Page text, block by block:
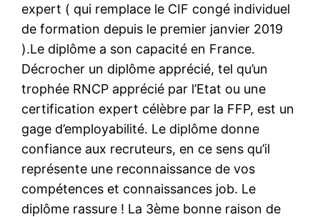
expert ( qui remplace le CIF congé individuel
de formation depuis le premier janvier 2019
).Le diplôme a son capacité en France.
Décrocher un diplôme apprécié, tel qu’un
trophée RNCP apprécié par l’Etat ou une
certification expert célèbre par la FFP, est un
gage d’employabilité. Le diplôme donne
confiance aux recruteurs, en ce sens qu’il
représente une reconnaissance de vos
compétences et connaissances job. Le
diplôme rassure ! La 3ème bonne raison de